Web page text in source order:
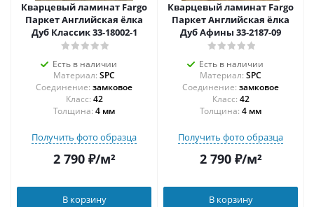
Кварцевый ламинат Fargo
Паркет Английская ёлка
Дуб Классик 33-18002-1
Есть в наличии
Материал: SPC
Соединение: замковое
42
Толщина: 4 мм
Получить фото образца
2 790₽/м²
В корзину
Кварцевый ламинат Fargo
Паркет Английская ёлка
Дуб Афины 33-2187-09
Есть в наличии
Материал: SPC
Соединение: замковое
42
Толщина: 4 мм
Получить фото образца
2 790₽/м²
В корзину